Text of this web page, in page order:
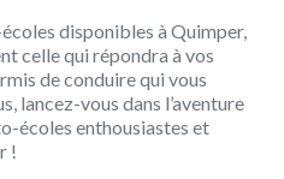
disponibles à Quimper,
celle qui répondra à vos
de conduire qui vous
lancez-vous dans l’aventure
écoles enthousiastes et
!